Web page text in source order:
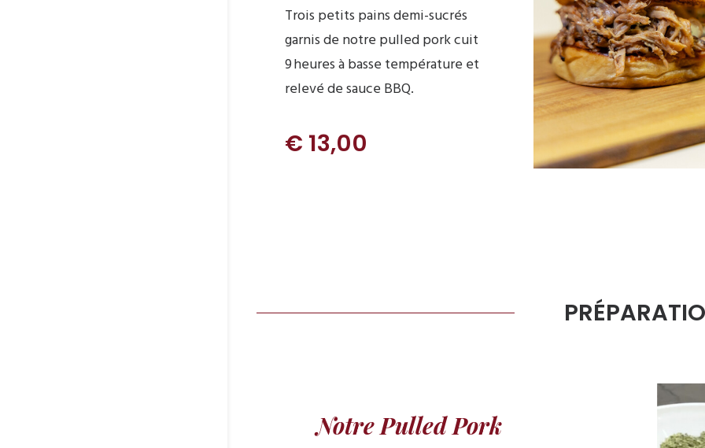
Trois petits pains demi-sucrés
garnis de notre pulled pork cuit
9 heures à basse température et
relevé de sauce BBQ.
€ 13,00
Notre Pulled Pork